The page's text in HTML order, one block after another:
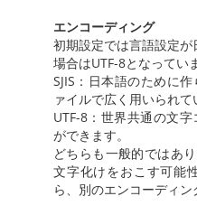
エンコーディング
初期設定では言語設定が
場合はUTF-8となってい
SJIS：日本語のために
ァイルで広く用いられて
UTF-8：世界共通の文
ができます。
どちらも一般的ではあ
文字化けをおこす可能
ら、別のエンコーディン